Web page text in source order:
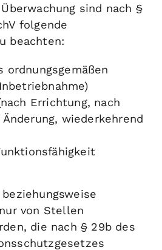
sind nach §
folgende
beachten:
ordnungsgemäßen
Errichtung, nach
wiederkehrend
von Stellen
die nach § 29b des